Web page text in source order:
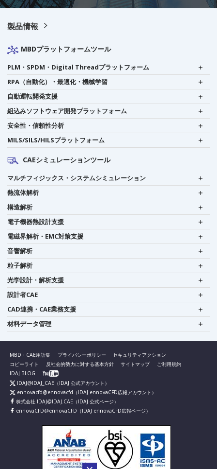
製品情報
MBDプラットフォームツール
PLM・SPDM・Digital Threadプラットフォーム
RPA（自動化）・最適化・機械学習
自動運転開発支援
組込みソフトウェア開発プラットフォーム
安全性・信頼性分析
MILS/SILS/HILSプラットフォーム
CAEシミュレーションツール
マルチフィジックス・システムシミュレーション
熱流体解析
構造解析
電子機器熱設計支援
電磁界解析・EMC対策支援
音響解析
粒子解析
光学設計・解析支援
設計者CAE
CAD連携・CAE業務支援
材料データ管理
MBD・CAE用語集 プライバシーポリシー
セキュリティアクション
コピーライト
反社会的勢力に対する基本方針 サイトマップ
ご利用規約
IDAJ-BLOG
IDAJ@IDAJ_CAE （IDAJ 公式アカウント）
ennovacfd@ennovacfd （IDAJ ennovaCFD広報アカウント）
株式会社 IDAJ@IDAJ.CAE （IDAJ 公式ページ）
ennovaCFD@ennovaCFD （IDAJ ennovaCFD広報ページ）